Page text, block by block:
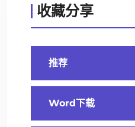
收藏分享
推荐
Word下载